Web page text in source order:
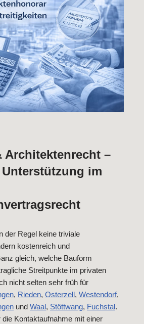
Architektenrecht –
im
der Regel keine triviale
kostenreich und
gleich, welche Bauform
Streitpunkte im privaten
nicht selten sehr früh für
, Rieden, Osterzell, Westendorf,
und Waal, Stöttwang, Fuchstal.
die Kontaktaufnahme mit einer